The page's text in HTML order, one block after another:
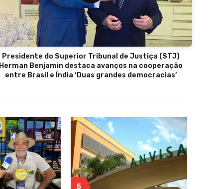
Presidente do Superior Tribunal de Justiça (STJ)
Herman Benjamin destaca avanços na cooperação
entre Brasil e Índia ‘Duas grandes democracias’
5